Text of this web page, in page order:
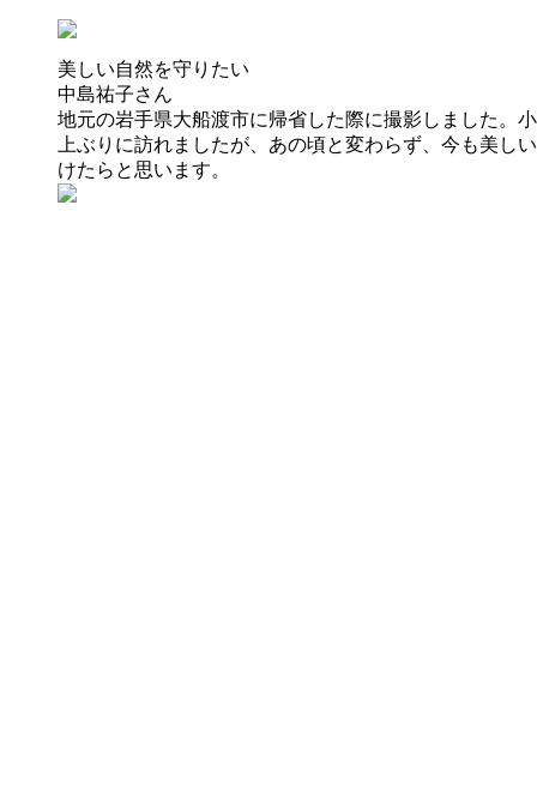
美しい自然を守りたい
中島祐子さん
地元の岩手県大船渡市に帰省した際に撮影しました。
上ぶりに訪れましたが、あの頃と変わらず、今も美
けたらと思います。